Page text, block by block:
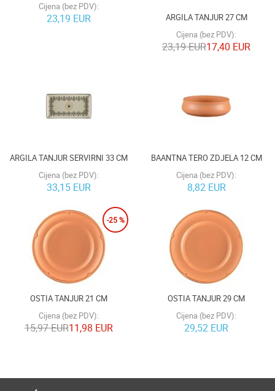
Cijena (bez PDV):
23,19 EUR
ARGILA TANJUR 27 CM
Cijena (bez PDV):
23,19 EUR17,40 EUR
ARGILA TANJUR SERVIRNI 33 CM
Cijena (bez PDV):
33,15 EUR
BAANTNA TERO ZDJELA 12 CM
Cijena (bez PDV):
8,82 EUR
-25 %
OSTIA TANJUR 21 CM
Cijena (bez PDV):
15,97 EUR11,98 EUR
OSTIA TANJUR 29 CM
Cijena (bez PDV):
29,52 EUR